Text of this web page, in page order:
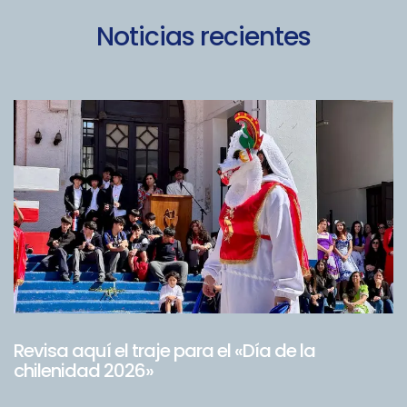
Noticias recientes
Revisa aquí el traje para el «Día de la
chilenidad 2026»